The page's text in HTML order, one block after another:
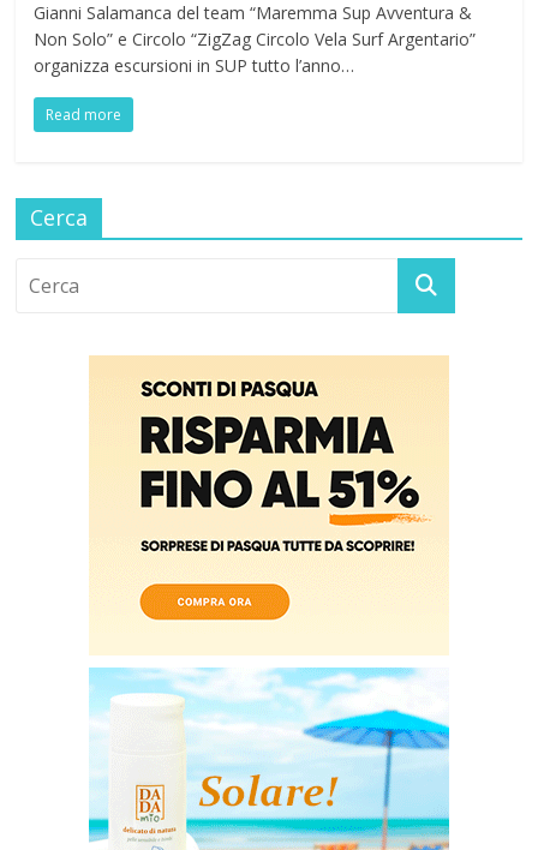
Gianni Salamanca del team “Maremma Sup Avventura &
Non Solo” e Circolo “ZigZag Circolo Vela Surf Argentario”
organizza escursioni in SUP tutto l’anno…
Read more
Cerca